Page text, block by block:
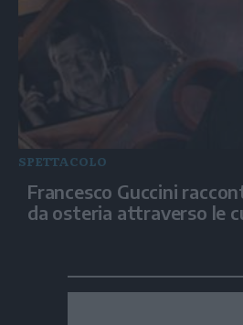
SPETTACOLO
Francesco Guccini
da osteria attraverso le